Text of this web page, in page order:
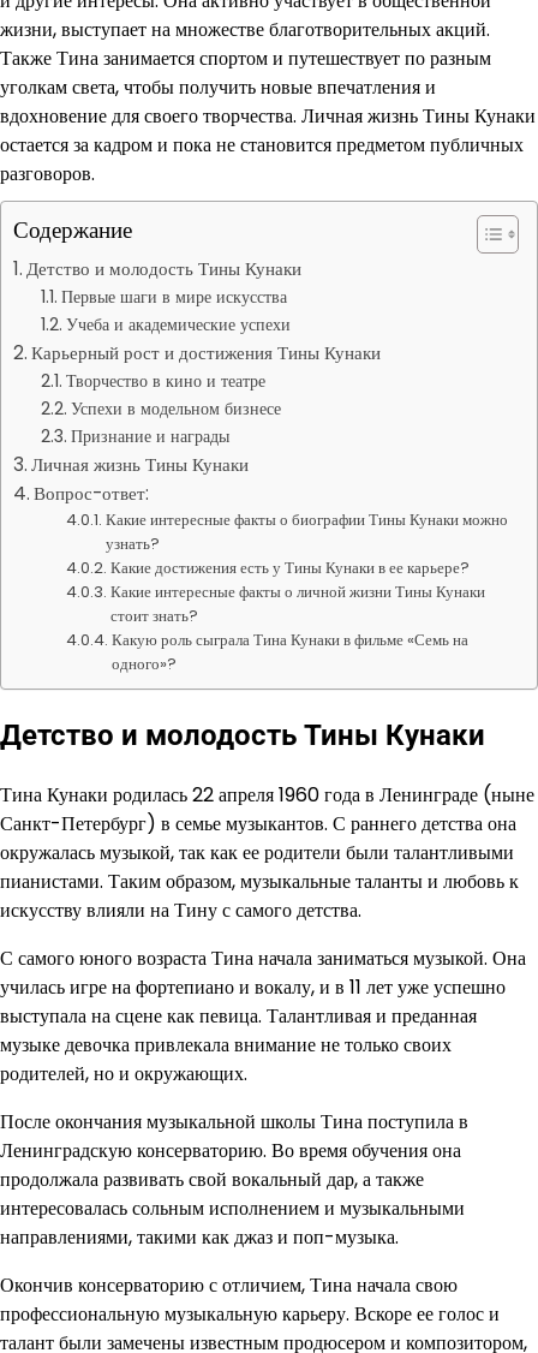
жизни, выступает на множестве благотворительных акций.
Также Тина занимается спортом и путешествует по разным
уголкам света, чтобы получить новые впечатления и
вдохновение для своего творчества. Личная жизнь Тины Кунаки
остается за кадром и пока не становится предметом публичных
разговоров.
Содержание
Детство и молодость Тины Кунаки
Первые шаги в мире искусства
Учеба и академические успехи
Карьерный рост и достижения Тины Кунаки
Творчество в кино и театре
Успехи в модельном бизнесе
Признание и награды
Личная жизнь Тины Кунаки
Вопрос-ответ:
Какие интересные факты о биографии Тины Кунаки можно
узнать?
Какие достижения есть у Тины Кунаки в ее карьере?
Какие интересные факты о личной жизни Тины Кунаки
стоит знать?
Какую роль сыграла Тина Кунаки в фильме «Семь на
одного»?
Детство и молодость Тины Кунаки
Тина Кунаки родилась 22 апреля 1960 года в Ленинграде (ныне
Санкт-Петербург) в семье музыкантов. С раннего детства она
окружалась музыкой, так как ее родители были талантливыми
пианистами. Таким образом, музыкальные таланты и любовь к
искусству влияли на Тину с самого детства.
С самого юного возраста Тина начала заниматься музыкой. Она
училась игре на фортепиано и вокалу, и в 11 лет уже успешно
выступала на сцене как певица. Талантливая и преданная
музыке девочка привлекала внимание не только своих
родителей, но и окружающих.
После окончания музыкальной школы Тина поступила в
Ленинградскую консерваторию. Во время обучения она
продолжала развивать свой вокальный дар, а также
интересовалась сольным исполнением и музыкальными
направлениями, такими как джаз и поп-музыка.
Окончив консерваторию с отличием, Тина начала свою
профессиональную музыкальную карьеру. Вскоре ее голос и
талант были замечены известным продюсером и композитором,